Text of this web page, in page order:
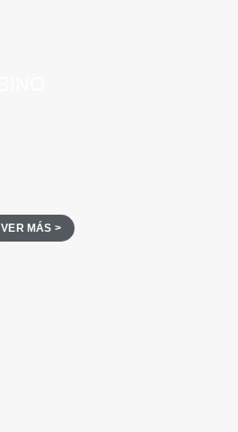
VER MÁS >